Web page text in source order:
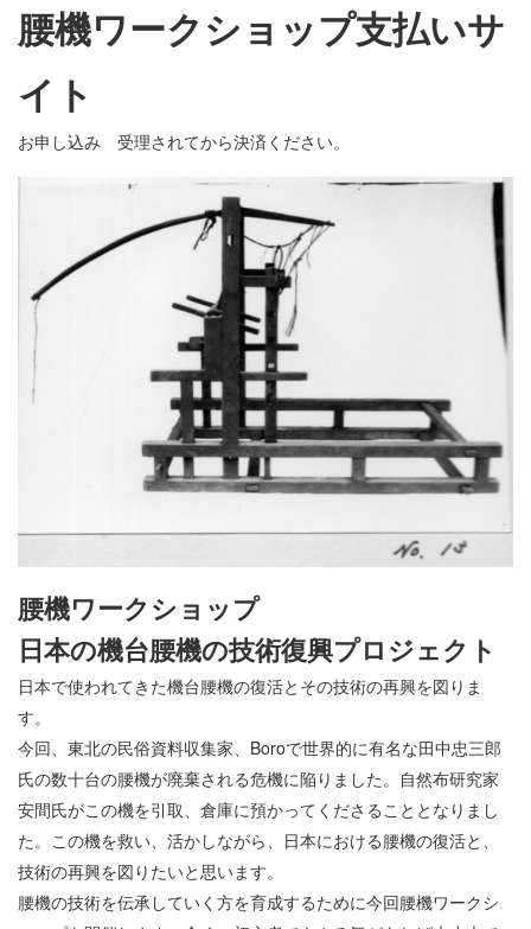
腰機ワークショップ支払いサ
イト
お申し込み 受理されてから決済ください。
腰機ワークショップ
日本の機台腰機の技術復興プロジェクト
日本で使われてきた機台腰機の復活とその技術の再興を図りま
す。
今回、東北の民俗資料収集家、Boroで世界的に有名な田中忠三郎
氏の数十台の腰機が廃棄される危機に陥りました。自然布研究家
安間氏がこの機を引取、倉庫に預かってくださることとなりまし
た。この機を救い、活かしながら、日本における腰機の復活と、
技術の再興を図りたいと思います。
腰機の技術を伝承していく方を育成するために今回腰機ワークシ